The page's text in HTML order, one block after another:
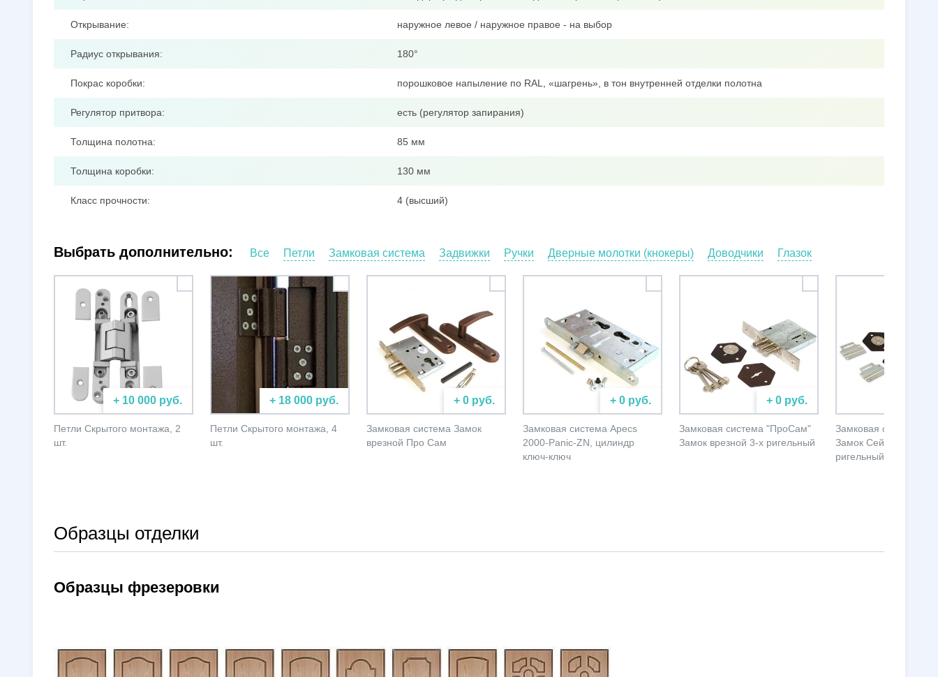
Открывание: наружное левое / наружное правое - на выбор
Радиус открывания: 180°
Покрас коробки: порошковое напыление по RAL, «шагрень», в тон внутренней отделки полотна
Регулятор притвора: есть (регулятор запирания)
Толщина полотна: 85 мм
Толщина коробки: 130 мм
Класс прочности: 4 (высший)
Выбрать дополнительно: Все Петли Замковая система Задвижки Ручки Дверные молотки (кнокеры) Доводчики Глазок
+ 10 000 руб.
Петли Скрытого монтажа, 2
шт.
+ 18 000 руб.
Петли Скрытого монтажа, 4
шт.
+ 0 руб.
Замковая система Замок
врезной Про Сам
+ 0 руб.
Замковая система Apecs
2000-Panic-ZN, цилиндр
ключ-ключ
+ 0 руб.
Замковая система "ПроСам"
Замок врезной 3-х ригельный
Замковая система
Замок Сейфовый 4-х
ригельный
Образцы отделки
Образцы фрезеровки